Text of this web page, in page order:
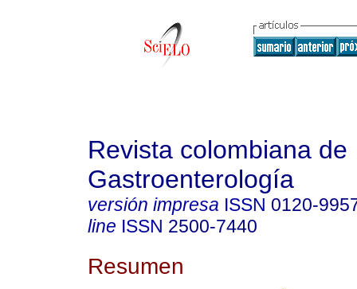
Revista colombiana de
Gastroenterología
versión impresa ISSN 0120-
line ISSN 2500-7440
Resumen